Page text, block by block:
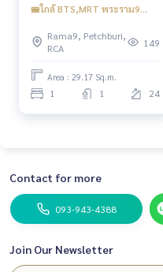
🚝ใกล้ BTS,MRT พระราม9
Rama9, Petchburi,
RCA
149
Area : 29.17 Sq.m.
1 1 24
Contact for more
093-943-4388
Join Our Newsletter